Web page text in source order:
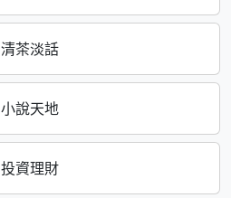
清茶淡話
小說天地
投資理財